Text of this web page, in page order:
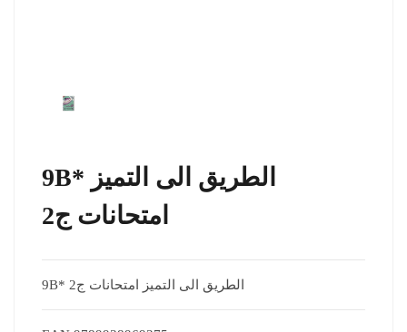
9B* الطريق الى التميز
امتحانات ج2
9B* الطريق الى التميز امتحانات ج2